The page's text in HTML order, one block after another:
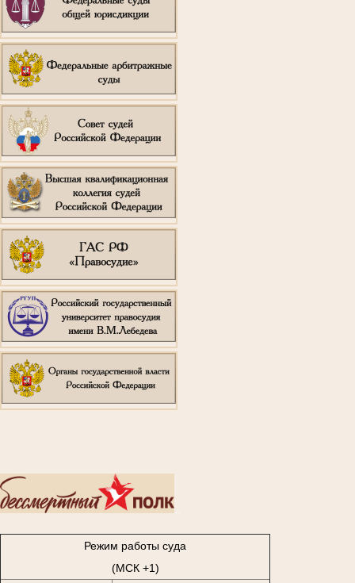
Режим работы суда
(МСК +1)